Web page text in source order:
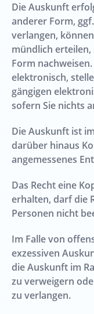
Die Auskunft
anderer Form,
verlangen,
mündlich
Form
elektronisch,
gängigen
sofern Sie nichts
Die Auskunft ist
darüber hinaus
angemessenes
Das Recht eine
erhalten, darf die
Personen nicht
Im Falle von
exzessiven
die Auskunft im
zu verweigern
zu verlangen.